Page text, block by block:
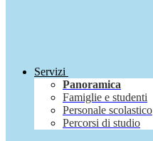
Servizi
Panoramica
Famiglie e studenti
Personale scolastico
Percorsi di studio